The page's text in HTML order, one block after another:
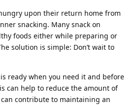
upon their return home from
snacking. Many snack on
foods either while preparing or
solution is simple: Don’t wait to
ready when you need it and before
can help to reduce the amount of
contribute to maintaining an